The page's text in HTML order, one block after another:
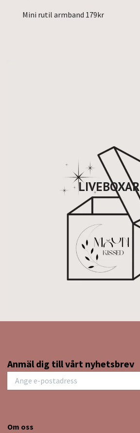
LIVEBOXAR
Mini rutil armband 179kr
Anmäl dig till vårt nyhetsbrev
Om oss